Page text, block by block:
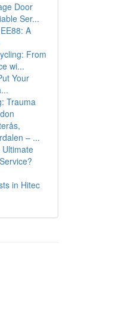
Door
Ser...
A
From
wi...
Your
Trauma
– ...
in Hitec